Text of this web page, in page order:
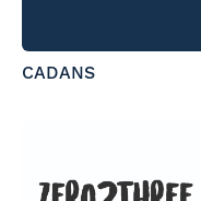
CADANS